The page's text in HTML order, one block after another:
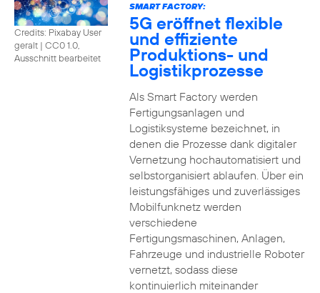
Credits: Pixabay User
geralt | CC0 1.0,
Ausschnitt bearbeitet
SMART FACTORY:
5G eröffnet flexible
und effiziente
Produktions- und
Logistikprozesse
Als Smart Factory werden
Fertigungsanlagen und
Logistiksysteme bezeichnet, in
denen die Prozesse dank digitaler
Vernetzung hochautomatisiert und
selbstorganisiert ablaufen. Über ein
leistungsfähiges und zuverlässiges
Mobilfunknetz werden
verschiedene
Fertigungsmaschinen, Anlagen,
Fahrzeuge und industrielle Roboter
vernetzt, sodass diese
kontinuierlich miteinander